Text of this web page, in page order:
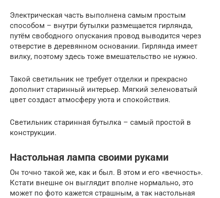
Электрическая часть выполнена самым простым
способом – внутри бутылки размещается гирлянда,
путём свободного опускания провод выводится через
отверстие в деревянном основании. Гирлянда имеет
вилку, поэтому здесь тоже вмешательство не нужно.
Такой светильник не требует отделки и прекрасно
дополнит старинный интерьер. Мягкий зеленоватый
цвет создаст атмосферу уюта и спокойствия.
Светильник старинная бутылка – самый простой в
конструкции.
Настольная лампа своими руками
Он точно такой же, как и был. В этом и его «вечность».
Кстати внешне он выглядит вполне нормально, это
может по фото кажется страшным, а так настольная